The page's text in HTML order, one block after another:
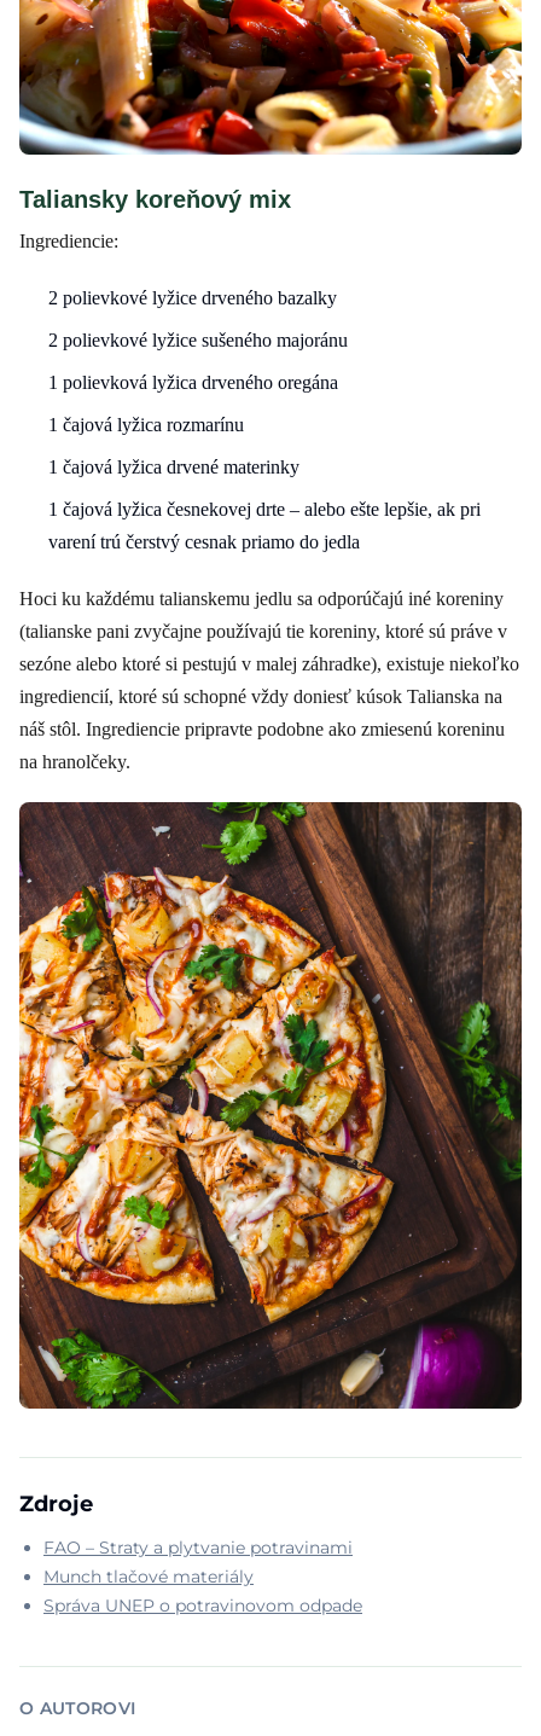
Taliansky koreňový mix
Ingrediencie:
2 polievkové lyžice drveného bazalky
2 polievkové lyžice sušeného majoránu
1 polievková lyžica drveného oregána
1 čajová lyžica rozmarínu
1 čajová lyžica drvené materinky
1 čajová lyžica česnekovej drte – alebo ešte lepšie, ak pri
varení trú čerstvý cesnak priamo do jedla
Hoci ku každému talianskemu jedlu sa odporúčajú iné koreniny
(talianske pani zvyčajne používajú tie koreniny, ktoré sú práve v
sezóne alebo ktoré si pestujú v malej záhradke), existuje niekoľko
ingrediencií, ktoré sú schopné vždy doniesť kúsok Talianska na
náš stôl. Ingrediencie pripravte podobne ako zmiesenú koreninu
na hranolčeky.
Zdroje
FAO – Straty a plytvanie potravinami
Munch tlačové materiály
Správa UNEP o potravinovom odpade
O AUTOROVI